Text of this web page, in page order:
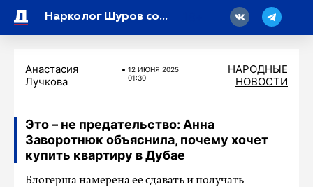
Нарколог Шуров сомневается в диагнозе Филиппа Киркорова
Анастасия
Лучкова
12 ИЮНЯ 2025
01:30
НАРОДНЫЕ
НОВОСТИ
Это – не предательство: Анна
Заворотнюк объяснила, почему хочет
купить квартиру в Дубае
Блогерша намерена ее сдавать и получать